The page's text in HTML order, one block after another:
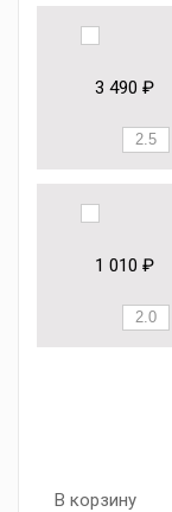
3 490 ₽
1 010 ₽
В корзину